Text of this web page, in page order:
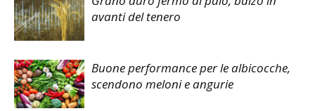
avanti del tenero
Buone performance per le albicocche,
scendono meloni e angurie